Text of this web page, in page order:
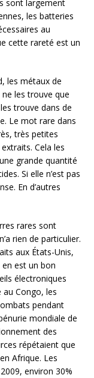
sont largement
les batteries
au
cette rareté est un
les métaux de
les trouve que
trouve dans de
Le mot rare dans
très petites
Cela les
grande quantité
Si elle n’est pas
En d’autres
rares sont
rien de particulier.
aux États-Unis,
en est un bon
électroniques
Congo, les
pendant
mondiale de
des
répétaient que
Afrique. Les
environ 30%